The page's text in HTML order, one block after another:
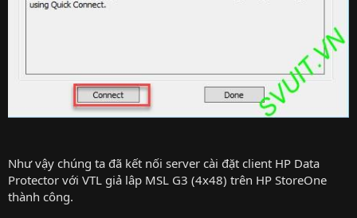
Như vậy chúng ta đã kết nối server cài đặt client HP Data
Protector với VTL giả lâp MSL G3 (4x48) trên HP StoreOne
thành công.